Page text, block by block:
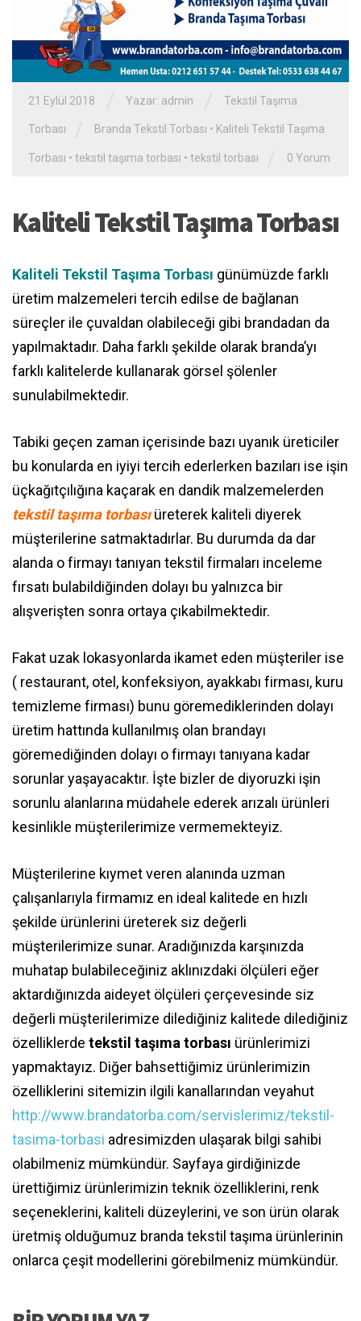
21 Eylül 2018 Yazar: admin Tekstil Taşıma
Torbası Branda Tekstil Torbası • Kaliteli Tekstil Taşıma
Torbası • tekstil taşıma torbası • tekstil torbası 0 Yorum
Kaliteli Tekstil Taşıma Torbası
Kaliteli Tekstil Taşıma Torbası günümüzde farklı
üretim malzemeleri tercih edilse de bağlanan
süreçler ile çuvaldan olabileceği gibi brandadan da
yapılmaktadır. Daha farklı şekilde olarak branda’yı
farklı kalitelerde kullanarak görsel şölenler
sunulabilmektedir.
Tabiki geçen zaman içerisinde bazı uyanık üreticiler
bu konularda en iyiyi tercih ederlerken bazıları ise işin
üçkağıtçılığına kaçarak en dandik malzemelerden
tekstil taşıma torbasıüreterek kaliteli diyerek
müşterilerine satmaktadırlar. Bu durumda da dar
alanda o firmayı tanıyan tekstil firmaları inceleme
fırsatı bulabildiğinden dolayı bu yalnızca bir
alışverişten sonra ortaya çıkabilmektedir.
Fakat uzak lokasyonlarda ikamet eden müşteriler ise
( restaurant, otel, konfeksiyon, ayakkabı firması, kuru
temizleme firması) bunu göremediklerinden dolayı
üretim hattında kullanılmış olan brandayı
göremediğinden dolayı o firmayı tanıyana kadar
sorunlar yaşayacaktır. İşte bizler de diyoruzki işin
sorunlu alanlarına müdahele ederek arızalı ürünleri
kesinlikle müşterilerimize vermemekteyiz.
Müşterilerine kıymet veren alanında uzman
çalışanlarıyla firmamız en ideal kalitede en hızlı
şekilde ürünlerini üreterek siz değerli
müşterilerimize sunar. Aradığınızda karşınızda
muhatap bulabileceğiniz aklınızdaki ölçüleri eğer
aktardığınızda aideyet ölçüleri çerçevesinde siz
değerli müşterilerimize dilediğiniz kalitede dilediğiniz
özelliklerde tekstil taşıma torbası ürünlerimizi
yapmaktayız. Diğer bahsettiğimiz ürünlerimizin
özelliklerini sitemizin ilgili kanallarından veyahut
http://www.brandatorba.com/servislerimiz/tekstil-
tasima-torbasi adresimizden ulaşarak bilgi sahibi
olabilmeniz mümkündür. Sayfaya girdiğinizde
ürettiğimiz ürünlerimizin teknik özelliklerini, renk
seçeneklerini, kaliteli düzeylerini, ve son ürün olarak
üretmiş olduğumuz branda tekstil taşıma ürünlerinin
onlarca çeşit modellerini görebilmeniz mümkündür.